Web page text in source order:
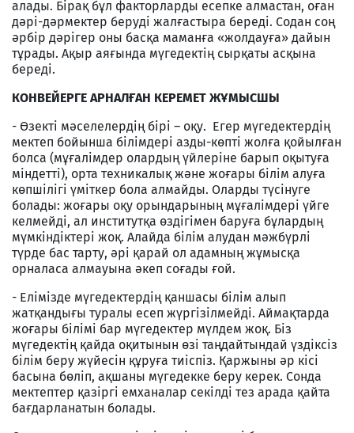
алады. Бірақ бұл факторларды есепке алмастан, оған
дәрі-дәрмектер беруді жалғастыра береді. Содан соң
әрбір дәрігер оны басқа маманға «жолдауға» дайын
тұрады. Ақыр аяғында мүгедектің сырқаты асқына
береді.
КОНВЕЙЕРГЕ АРНАЛҒАН КЕРЕМЕТ ЖҰМЫСШЫ
- Өзекті мәселелердің бірі – оқу. Егер мүгедектердің
мектеп бойынша білімдері азды-көпті жолға қойылған
болса (мұғалімдер олардың үйлеріне барып оқытуға
міндетті), орта техникалық және жоғары білім алуға
көпшілігі үміткер бола алмайды. Оларды түсінуге
болады: жоғары оқу орындарының мұғалімдері үйге
келмейді, ал институтқа өздігімен баруға бұлардың
мүмкіндіктері жоқ. Алайда білім алудан мәжбүрлі
түрде бас тарту, әрі қарай ол адамның жұмысқа
орналаса алмауына әкеп соғады ғой.
- Елімізде мүгедектердің қаншасы білім алып
жатқандығы туралы есеп жүргізілмейді. Аймақтарда
жоғары білімі бар мүгедектер мүлдем жоқ. Біз
мүгедектің қайда оқитынын өзі таңдайтындай үздіксіз
білім беру жүйесін құруға тиіспіз. Қаржыны әр кісі
басына бөліп, ақшаны мүгедекке беру керек. Сонда
мектептер қазіргі емханалар секілді тез арада қайта
бағдарланатын болады.